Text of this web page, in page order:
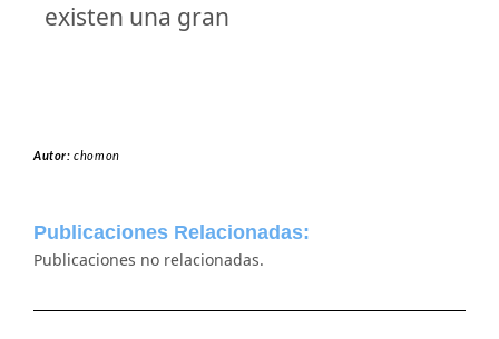
existen una gran
Autor:chomon
Publicaciones Relacionadas:
Publicaciones no relacionadas.